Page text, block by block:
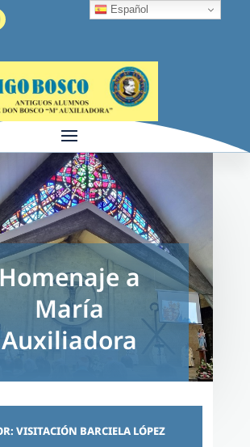
Homenaje a
María
Auxiliadora
VISITACIÓN BARCIELA LÓPEZ
Español